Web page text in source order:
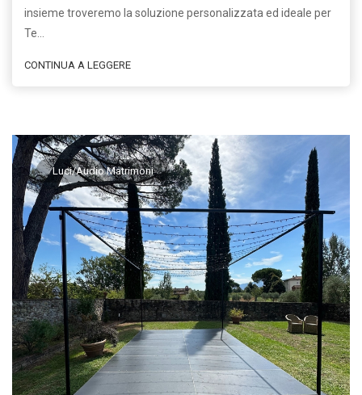
insieme troveremo la soluzione personalizzata ed ideale per
Te…
CONTINUA A LEGGERE
Luci/Audio Matrimoni